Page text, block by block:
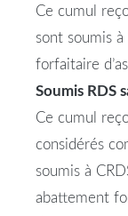
Ce cumul
sont soumis à
forfaitaire
Soumis RDS
Ce cumul
considérés
soumis à
abattement